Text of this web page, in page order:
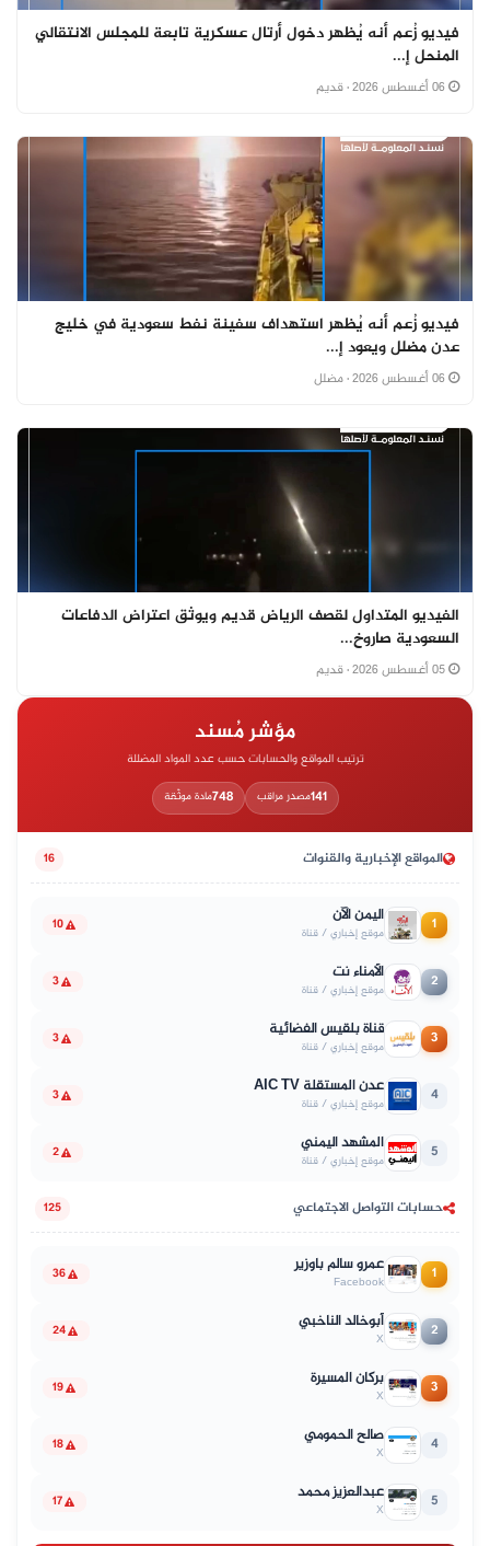
فيديو زُعم أنه يُظهر دخول أرتال عسكرية تابعة للمجلس الانتقالي
المنحل إ...
· قديم
فيديو زُعم أنه يُظهر استهداف سفينة نفط سعودية في خليج
عدن مضلل ويعود إ...
· مضلل
الفيديو المتداول لقصف الرياض قديم ويوثق اعتراض الدفاعات
السعودية صاروخ...
· قديم
مؤشر مُسند
ترتيب المواقع والحسابات حسب عدد المواد المضللة
141مصدر مراقب 748مادة موثّقة
المواقع الإخبارية والقنوات 16
1 اليمن الآن
موقع إخباري / قناة 10
2 الأمناء نت
موقع إخباري / قناة 3
3 قناة بلقيس الفضائية
موقع إخباري / قناة 3
4 عدن المستقلة AIC TV
موقع إخباري / قناة 3
5 المشهد اليمني
موقع إخباري / قناة 2
حسابات التواصل الاجتماعي 125
1 عمرو سالم باوزير
Facebook
36
2 أبوخالد الناخبي
X
24
3 بركان المسيرة
X
19
4 صالح الحمومي
X
18
5 عبدالعزيز محمد
X
17